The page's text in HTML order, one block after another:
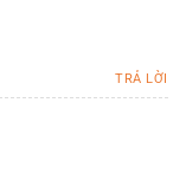
TRẢ LỜI